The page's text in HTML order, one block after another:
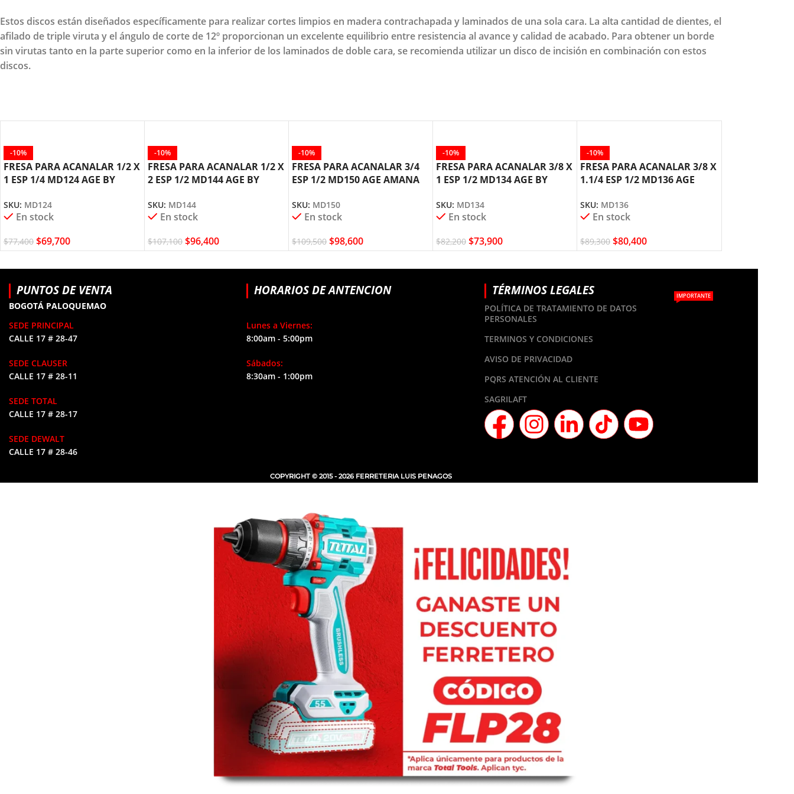
Estos discos están diseñados específicamente para realizar cortes limpios en madera contrachapada y laminados de una sola cara. La alta cantidad de dientes, el
afilado de triple viruta y el ángulo de corte de 12º proporcionan un excelente equilibrio entre resistencia al avance y calidad de acabado. Para obtener un borde
sin virutas tanto en la parte superior como en la inferior de los laminados de doble cara, se recomienda utilizar un disco de incisión en combinación con estos
discos.
-10%
FRESA PARA ACANALAR 1/2 X
1 ESP 1/4 MD124 AGE BY
SKU: MD124
En stock
$77,400 $69,700
-10%
FRESA PARA ACANALAR 1/2 X
2 ESP 1/2 MD144 AGE BY
SKU: MD144
En stock
$107,100 $96,400
-10%
FRESA PARA ACANALAR 3/4
ESP 1/2 MD150 AGE AMANA
SKU: MD150
En stock
$109,500 $98,600
-10%
FRESA PARA ACANALAR 3/8 X
1 ESP 1/2 MD134 AGE BY
SKU: MD134
En stock
$82,200 $73,900
-10%
FRESA PARA ACANALAR 3/8 X
1.1/4 ESP 1/2 MD136 AGE
SKU: MD136
En stock
$89,300 $80,400
PUNTOS DE VENTA
BOGOTÁ PALOQUEMAO
SEDE PRINCIPAL
CALLE 17 # 28-47
SEDE CLAUSER
CALLE 17 # 28-11
SEDE TOTAL
CALLE 17 # 28-17
SEDE DEWALT
CALLE 17 # 28-46
HORARIOS DE ANTENCION
Lunes a Viernes:
8:00am - 5:00pm
Sábados:
8:30am - 1:00pm
TÉRMINOS LEGALES
POLÍTICA DE TRATAMIENTO DE DATOS
PERSONALES
IMPORTANTE
TERMINOS Y CONDICIONES
AVISO DE PRIVACIDAD
PQRS ATENCIÓN AL CLIENTE
SAGRILAFT
COPYRIGHT © 2015 - 2026 FERRETERIA LUIS PENAGOS